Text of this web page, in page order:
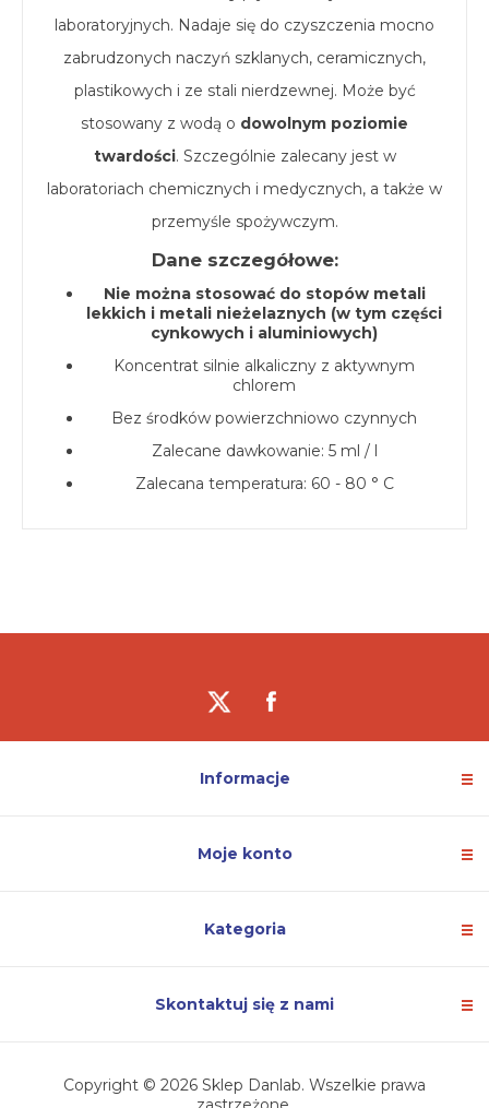
laboratoryjnych. Nadaje się do czyszczenia mocno
zabrudzonych naczyń szklanych, ceramicznych,
plastikowych i ze stali nierdzewnej. Może być
stosowany z wodą o dowolnym poziomie
twardości. Szczególnie zalecany jest w
laboratoriach chemicznych i medycznych, a także w
przemyśle spożywczym.
Dane szczegółowe:
Nie można stosować do stopów metali
lekkich i metali nieżelaznych (w tym części
cynkowych i aluminiowych)
Koncentrat silnie alkaliczny z aktywnym
chlorem
Bez środków powierzchniowo czynnych
Zalecane dawkowanie: 5 ml / l
Zalecana temperatura: 60 - 80 ° C
Informacje
Moje konto
Kategoria
Skontaktuj się z nami
Copyright © 2026 Sklep Danlab. Wszelkie prawa